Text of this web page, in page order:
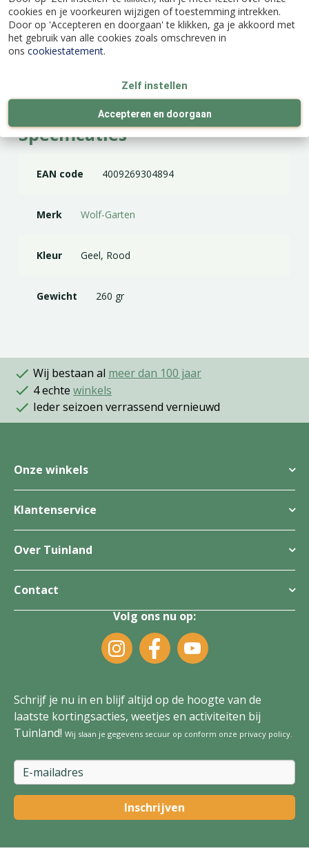
cookies en je voorkeuren wijzigen of toestemming intrekken.
Door op 'Accepteren en doorgaan' te klikken, ga je akkoord met
het gebruik van alle cookies zoals omschreven in
ons cookiestatement.
Zelf instellen
Accepteren en doorgaan
Bij de Aambeeld snoeischaar rusten de stelen en
takken op het aambeeld en is er één snijdend
mes. Ideaal voor het knippen van dode en harde
takken.
Specificaties
EAN code 4009269304894
Merk Wolf-Garten
Kleur Geel, Rood
Gewicht 260 gr
Wij bestaan al meer dan 100 jaar
4 echte winkels
Ieder seizoen verrassend vernieuwd
Onze winkels
Klantenservice
Over Tuinland
Contact
Volg ons nu op:
Schrijf je nu in en blijf altijd op de hoogte van de
laatste kortingsacties, weetjes en activiteiten bij
Tuinland! Wij slaan je gegevens secuur op conform onze privacy policy.